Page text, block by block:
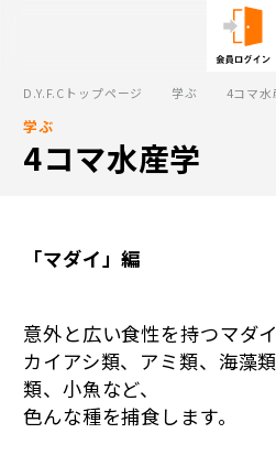
D.Y.F.Cトップページ 学ぶ 4コマ水
学ぶ
4コマ水産学
「マダイ」編
意外と広い食性を持つマダイ
カイアシ類、アミ類、海藻
類、小魚など、
色んな種を捕食します。